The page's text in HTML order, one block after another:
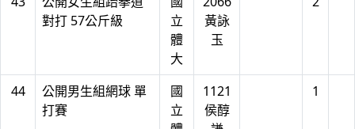
對打 57公斤級
立
體
大
黃詠
玉
44
公開男生組網球 單
打賽
國
立
1121
侯醇
1